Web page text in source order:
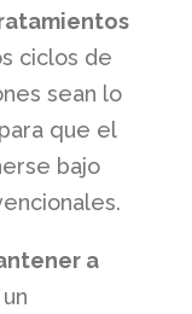
ciclos de
sean lo
que el
bajo
a